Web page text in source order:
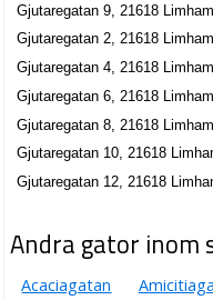
Gjutaregatan 9, 21618
Gjutaregatan 2, 21618
Gjutaregatan 4, 21618
Gjutaregatan 6, 21618
Gjutaregatan 8, 21618
Gjutaregatan 10, 21618
Gjutaregatan 12, 21618
Andra gator inom
Acaciagatan